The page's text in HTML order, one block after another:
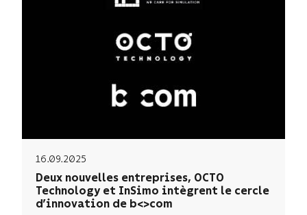
16.09.2025
Deux nouvelles entreprises, OCTO
Technology et InSimo intègrent le cercle
d’innovation de b<>com